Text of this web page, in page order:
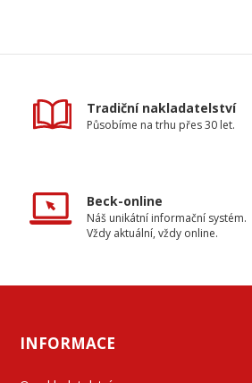
Tradiční nakladatelství
Působíme na trhu přes 30 let.
Beck-online
Náš unikátní informační systém.
Vždy aktuální, vždy online.
INFORMACE